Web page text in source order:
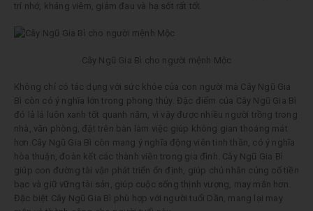
trí nhớ, kháng viêm, giảm đau và hạ sốt rất tốt.
Cây Ngũ Gia Bì cho người mệnh Mộc
Không chỉ có tác dụng với sức khỏe của con người mà Cây Ngũ Gia
Bì còn có ý nghĩa lớn trong phong thủy. Đặc điểm của Cây Ngũ Gia Bì
đó là lá luôn xanh tốt quanh năm, vì vậy được nhiều người trồng trong
nhà, văn phòng, đặt trên bàn làm việc giúp không gian thoáng mát
hơn.Cây Ngũ Gia Bì còn mang ý nghĩa động viên tinh thần, có ý nghĩa
hòa thuận, đoàn kết các thành viên trong gia đình. Cây Ngũ Gia Bì
giúp con đường tài vận phát triển ổn định, giúp chủ nhân củng cố tiền
bạc và giữ vững tài sản, giúp cuộc sống thịnh vượng, may mắn hơn.
Đặc biệt Cây Ngũ Gia Bì phù hợp với người tuổi Dần, mang lại may